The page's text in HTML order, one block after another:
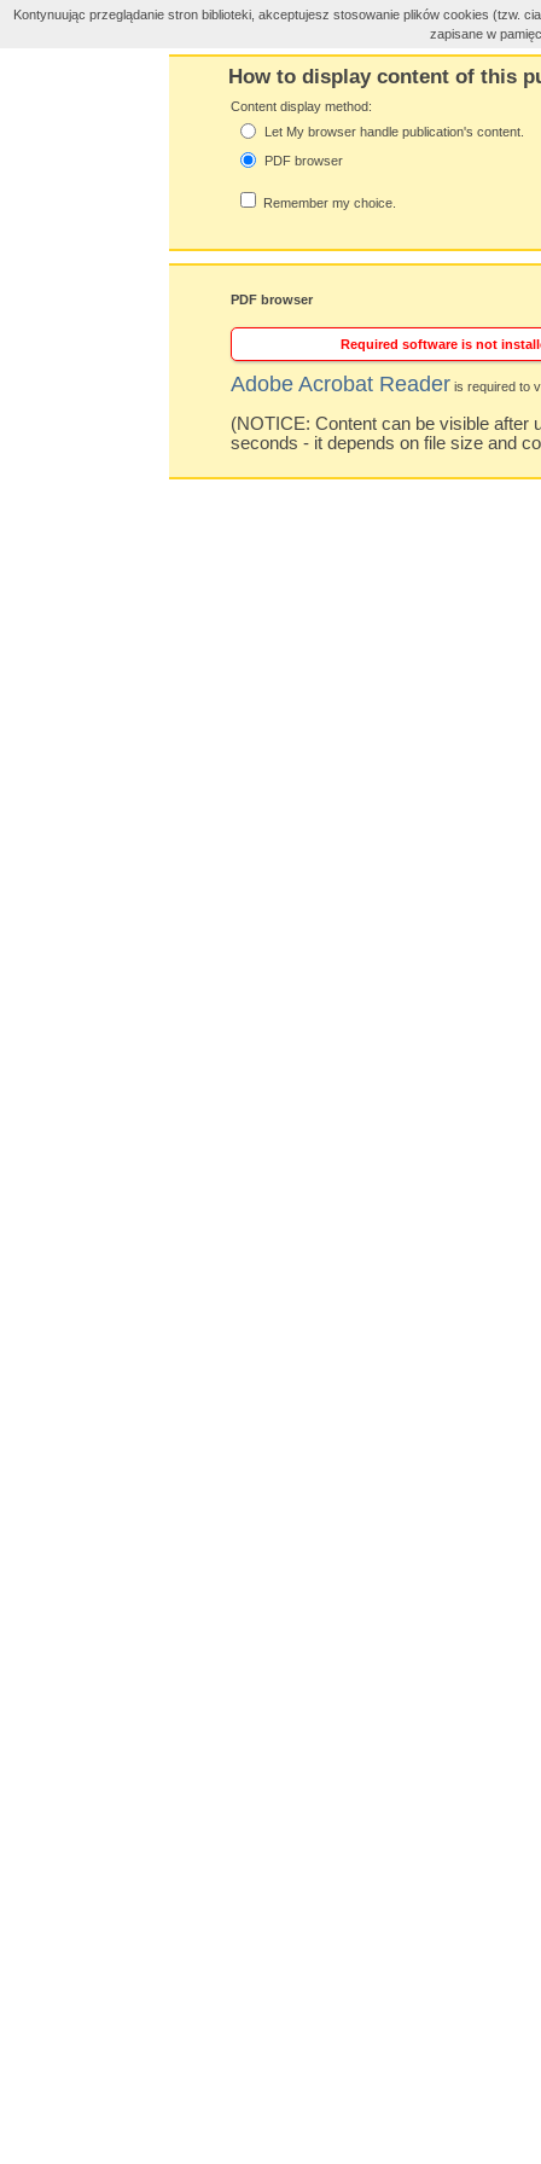
How to display content of this
Content display method:
Let My browser handle publication's content.
PDF browser
Remember my choice.
PDF browser
Required software is not
Adobe Acrobat Reader is required to
(NOTICE: Content can be visible after
seconds - it depends on file size and
Kontynuując przeglądanie stron biblioteki, akceptujesz stosowanie plików cookies
zapisane w